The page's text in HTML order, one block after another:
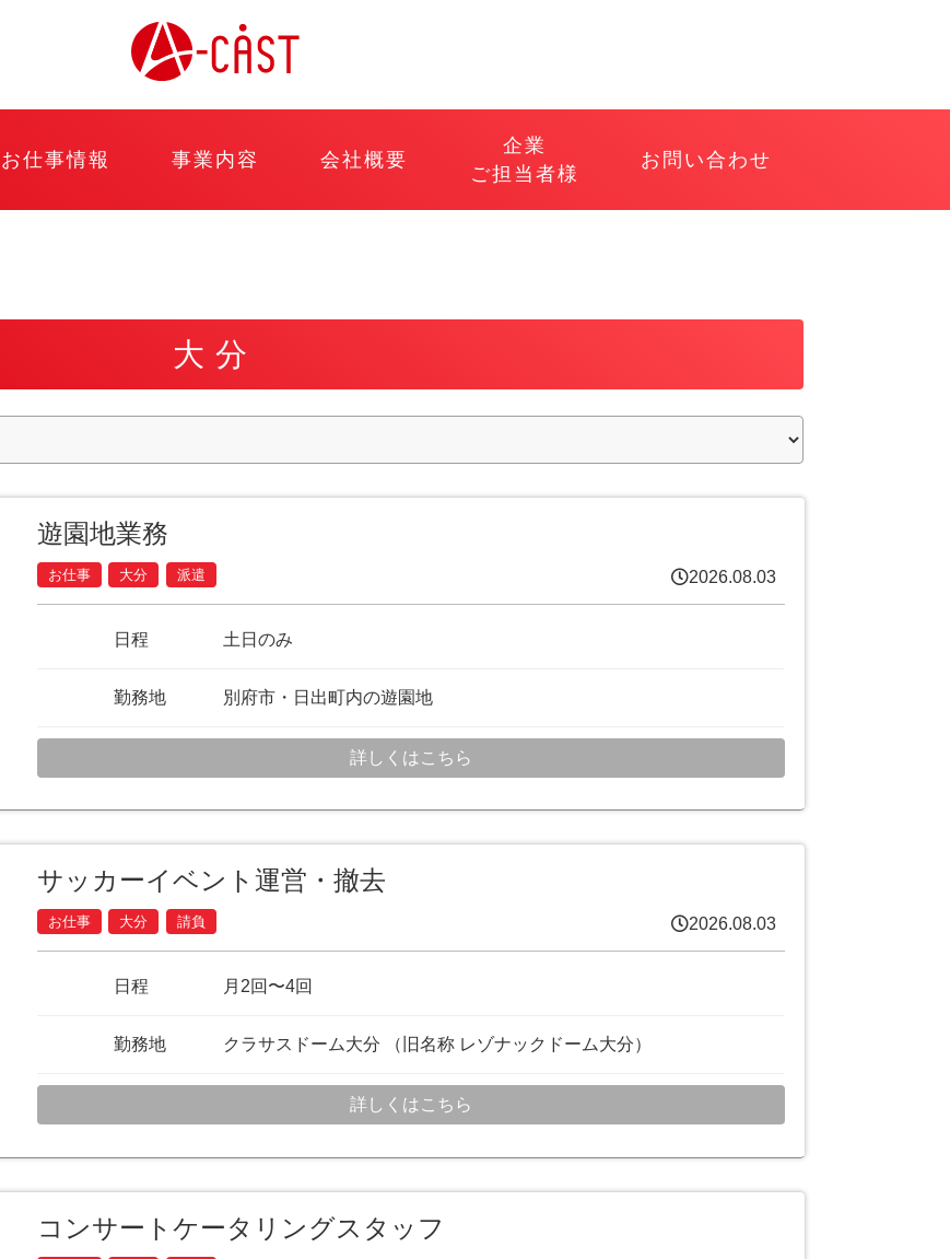
お仕事情報 事業内容 会社概要
企業
ご担当者様
お問い合わせ
大分
遊園地業務
お仕事 大分 派遣 2026.08.03
日程 土日のみ
勤務地 別府市・日出町内の遊園地
詳しくはこちら
サッカーイベント運営・撤去
お仕事 大分 請負 2026.08.03
日程 月2回〜4回
勤務地 クラサスドーム大分 （旧名称 レゾナックドーム大分）
詳しくはこちら
コンサートケータリングスタッフ